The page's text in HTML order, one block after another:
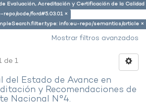
Evaluación, Acreditación y Certificación de la
ocde/ford#5.03.01 ×
info:eu-repo/semantics/article ×
Mostrar filtros avanzados
de 1
del Estado de Avance en
y Recomendaciones de
Nacional N°4.